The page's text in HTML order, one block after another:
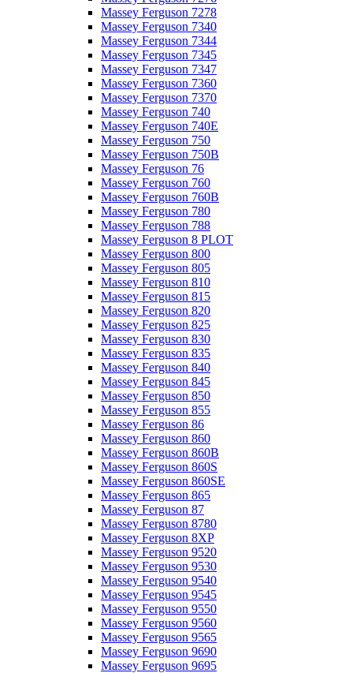
Massey Ferguson 7278
Massey Ferguson 7340
Massey Ferguson 7344
Massey Ferguson 7345
Massey Ferguson 7347
Massey Ferguson 7360
Massey Ferguson 7370
Massey Ferguson 740
Massey Ferguson 740E
Massey Ferguson 750
Massey Ferguson 750B
Massey Ferguson 76
Massey Ferguson 760
Massey Ferguson 760B
Massey Ferguson 780
Massey Ferguson 788
Massey Ferguson 8 PLOT
Massey Ferguson 800
Massey Ferguson 805
Massey Ferguson 810
Massey Ferguson 815
Massey Ferguson 820
Massey Ferguson 825
Massey Ferguson 830
Massey Ferguson 835
Massey Ferguson 840
Massey Ferguson 845
Massey Ferguson 850
Massey Ferguson 855
Massey Ferguson 86
Massey Ferguson 860
Massey Ferguson 860B
Massey Ferguson 860S
Massey Ferguson 860SE
Massey Ferguson 865
Massey Ferguson 87
Massey Ferguson 8780
Massey Ferguson 8XP
Massey Ferguson 9520
Massey Ferguson 9530
Massey Ferguson 9540
Massey Ferguson 9545
Massey Ferguson 9550
Massey Ferguson 9560
Massey Ferguson 9565
Massey Ferguson 9690
Massey Ferguson 9695